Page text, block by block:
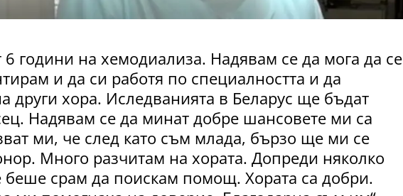
6 години на хемодиализа. Надявам се да мога да се
и да си работя по специалността и да
други хора. Иследванията в Беларус ще бъдат
Надявам се да минат добре шансовете ми са
ми, че след като съм млада, бързо ще ми се
Много разчитам на хората. Допреди няколко
беше срам да поискам помощ. Хората са добри.